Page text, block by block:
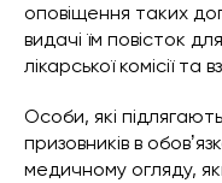
оповіщення таких
видачі їм повісток
лікарської комісії та
Особи, які
призовників в
медичному огляду,